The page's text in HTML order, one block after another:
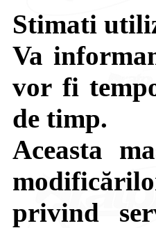
Stimati
Va
vor fi
de timp.
Aceasta
privind